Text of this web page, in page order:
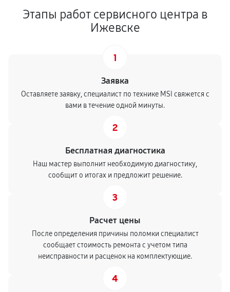
Этапы работ сервисного центра в
Ижевске
1
Заявка
Оставляете заявку, специалист по технике MSI свяжется с
вами в течение одной минуты.
2
Бесплатная диагностика
Наш мастер выполнит необходимую диагностику,
сообщит о итогах и предложит решение.
3
Расчет цены
После определения причины поломки специалист
сообщает стоимость ремонта с учетом типа
неисправности и расценок на комплектующие.
4